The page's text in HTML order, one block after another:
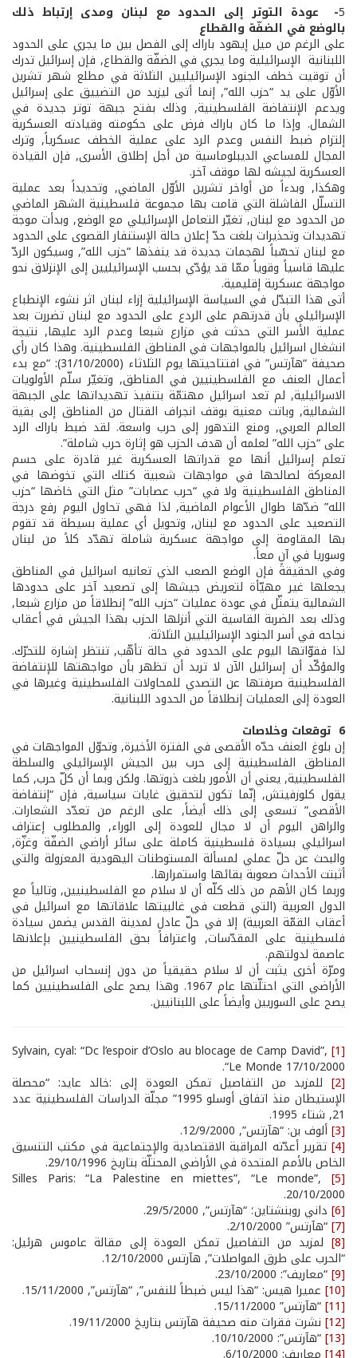
5- ­ عودة التوتر إلى الحدود مع لبنان ومدى إرتباط ذلك
بالوضع في الضفّة والقطاع
على الرغم من ميل إيهود باراك إلى الفصل بين ما يجري على الحدود
اللبنانية ­ الإسرائيلية وما يجري في الضفّة والقطاع, فإن إسرائيل تدرك
أن توقيت خطف الجنود الإسرائيليين الثلاثة في مطلع شهر تشرين
الأوّل على يد “حزب الله”, إنما أتى ليزيد من التضييق على إسرائيل
ويدعم الإنتفاضة الفلسطينية, وذلك بفتح جبهة توتر جديدة في
الشمال. وإذا ما كان باراك فرض على حكومته وقيادته العسكرية
إلتزام ضبط النفس وعدم الرد على عملية الخطف عسكرياً, وترك
المجال للمساعي الديبلوماسية من أجل إطلاق الأسرى, فإن القيادة
العسكرية لجيشه لها موقف آخر.
وهكذا, وبدءاً من أواخر تشرين الأوّل الماضي, وتحديداً بعد عملية
التسلّل الفاشلة التي قامت بها مجموعة فلسطينية الشهر الماضي
من الحدود مع لبنان, تغيّر التعامل الإسرائيلي مع الوضع, وبدأت موجة
تهديدات وتحذيرات بلغت حدّ إعلان حالة الإستنفار القصوى على الحدود
مع لبنان تحسّباً لهجمات جديدة قد ينفذها “حزب الله”, وسيكون الردّ
عليها قاسياً وقوياً ممّا قد يؤدّي بحسب الإسرائيليين إلى الإنزلاق نحو
مواجهة عسكرية إقليمية.
أتى هذا التبدّل في السياسة الإسرائيلية إزاء لبنان اثر نشوء الإنطباع
الإسرائيلي بأن قدرتهم على الردع على الحدود مع لبنان تضررت بعد
عملية الأسر التي حدثت في مزارع شبعا وعدم الرد عليها, نتيجة
انشغال اسرائيل بالمواجهات في المناطق الفلسطينية. وهذا كان رأي
صحيفة “هآرتس” في افتتاحيتها يوم الثلاثاء (31/10/2000): “مع بدء
أعمال العنف مع الفلسطينيين في المناطق, وتغيّر سلّم الأولويات
الاسرائيلية, لم تعد اسرائيل مهتمّة بتنفيذ تهديداتها على الجبهة
الشمالية, وباتت معنية بوقف انجراف القتال من المناطق إلى بقية
العالم العربي, ومنع التدهور إلى حرب واسعة. لقد ضبط باراك الرد
على “حزب الله” لعلمه أن هدف الحزب هو إثارة حرب شاملة”.
تعلم إسرائيل أنها مع قدراتها العسكرية غير قادرة على حسم
المعركة لصالحها في مواجهات شعبية كتلك التي تخوضها في
المناطق الفلسطينية ولا في “حرب عصابات” مثل التي خاضها “حزب
الله” ضدّها طوال الأعوام الماضية, لذا فهي تحاول اليوم رفع درجة
التصعيد على الحدود مع لبنان, وتحويل أي عملية بسيطة قد تقوم
بها المقاومة إلى مواجهة عسكرية شاملة تهدّد كلاً من لبنان
وسوريا في آنٍ معاً.
وفي الحقيقة فإن الوضع الصعب الذي تعانيه اسرائيل في المناطق
يجعلها غير مهيّأة لتعريض جيشها إلى تصعيد آخر على حدودها
الشمالية يتمثّل في عودة عمليات “حزب الله” إنطلاقاً من مزارع شبعا,
وذلك بعد الضربة القاسية التي أنزلها الحزب بهذا الجيش في أعقاب
نجاحه في أسر الجنود الإسرائيليين الثلاثة.
لذا فقوّاتها اليوم على الحدود في حالة تأهّب, تنتظر إشارة للتحرّك.
والمؤكّد أن إسرائيل الآن لا تريد أن تظهر بأن مواجهتها للإنتفاضة
الفلسطينية صرفتها عن التصدي للمحاولات الفلسطينية وغيرها في
العودة إلى العمليات إنطلاقاً من الحدود اللبنانية.
6 ­ توقعات وخلاصات
إن بلوغ العنف حدّه الأقصى في الفترة الأخيرة, وتحوّل المواجهات في
المناطق الفلسطينية إلى حرب بين الجيش الإسرائيلي والسلطة
الفلسطينية, يعني أن الأمور بلغت ذروتها. ولكن وبما أن كلّ حرب, كما
يقول كلوزفيتش, إنّما تكون لتحقيق غايات سياسية, فإن “إنتفاضة
الأقصى” تسعى إلى ذلك أيضاً, على الرغم من تعدّد الشعارات.
والراهن اليوم أن لا مجال للعودة إلى الوراء, والمطلوب إعتراف
اسرائيلي بسيادة فلسطينية كاملة على سائر أراضي الضفّة وغزّة,
والبحث عن حلّ عملي لمسألة المستوطنات اليهودية المعزولة والتي
أثبتت الأحداث صعوبة بقائها واستمرارها.
وربما كان الأهم من ذلك كلّه أن لا سلام مع الفلسطينيين, وتالياً مع
الدول العربية (التي قطعت في غالبيتها علاقاتها مع اسرائيل في
أعقاب القمّة العربية) إلا في حلّ عادل لمدينة القدس يضمن سيادة
فلسطينية على المقدّسات, واعترافاً بحق الفلسطينيين بإعلانها
عاصمة لدولتهم.
ومرّة أخرى يثبت أن لا سلام حقيقياً من دون إنسحاب اسرائيل من
الأراضي التي احتلّتها عام 1967. وهذا يصح على الفلسطينيين كما
يصح على السوريين وأيضاً على اللبنانيين.
[1]
Sylvain, cyal: “Dc l’espoir d’Oslo au blocage de Camp David”,
“Le Monde 17/10/2000.
[2] للمزيد من التفاصيل تمكن العودة إلى :خالد عايد: “محصلة
الإستيطان منذ اتفاق أوسلو 1995” مجلّة الدراسات الفلسطينية عدد
21, شتاء 1995.
[3] ألوف بن: “هآرتس”, 12/9/2000.
[4] تقرير أعدّته المراقبة الاقتصادية والإجتماعية في مكتب التنسيق
الخاص بالأمم المتحدة في الأراضي المحتلّة بتاريخ 29/10/1996.
[5]
Silles Paris: “La Palestine en miettes”, “Le monde”,
20/10/2000.
[6] داني روبنشتاين؛ “هآرتس”, 29/5/2000.
[7] “هآرتس” 2/10/2000.
[8] لمزيد من التفاصيل تمكن العودة إلى مقالة عاموس هرئيل:
“الحرب على طرق المواصلات”, هآرتس 12/10/2000.
[9] “معاريف”: 23/10/2000.
[10] عميرا هيس: “هذا ليس ضبطاً للنفس”, “هآرتس”, 15/11/2000.
[11] “هآرتس” 15/11/2000.
[12] نشرت فقرات منه صحيفة هآرتس بتاريخ 19/11/2000.
[13] “هآرتس”: 10/10/2000.